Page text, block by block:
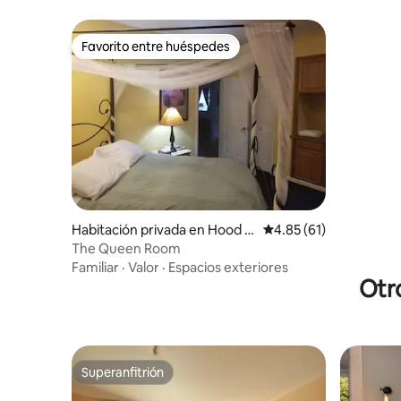
Favorito entre huéspedes
Favorito entre huéspedes
Habitación privada en Hood Ri
ver
Calificación promedio:
4.85 (61)
The Queen Room
Familiar · Valor · Espacios exteriores
Superanfitrión
Superanfitrión